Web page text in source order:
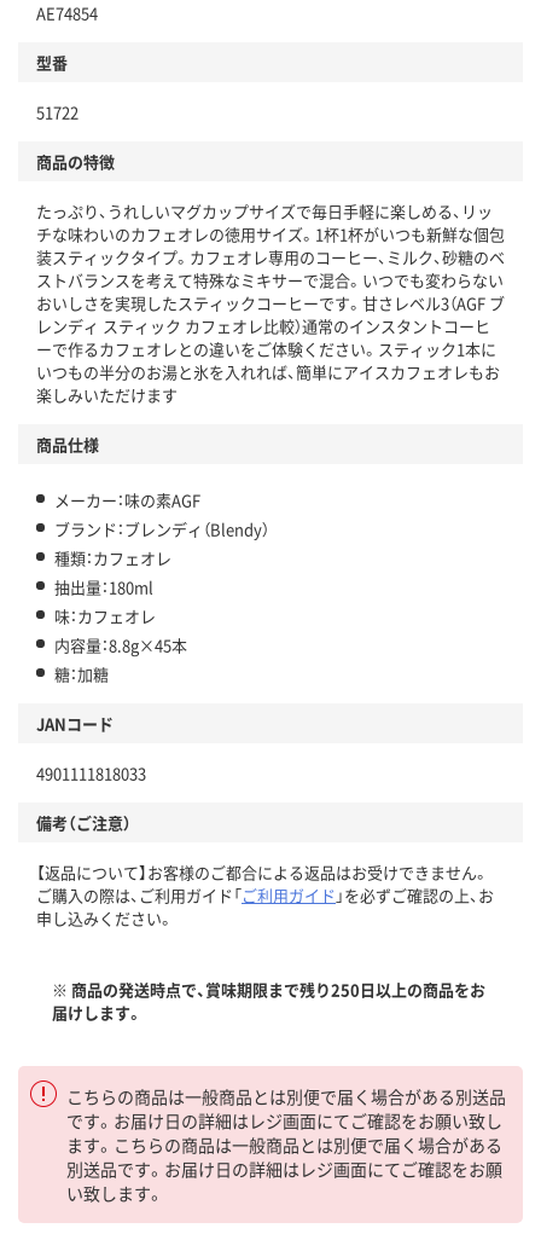
AE74854
型番
51722
商品の特徴
たっぷり、うれしいマグカップサイズで毎日手軽に楽しめる、リッ
チな味わいのカフェオレの徳用サイズ。1杯1杯がいつも新鮮な個包
装スティックタイプ。カフェオレ専用のコーヒー、ミルク、砂糖のベ
ストバランスを考えて特殊なミキサーで混合。いつでも変わらない
おいしさを実現したスティックコーヒーです。甘さレベル3（AGF ブ
レンディ スティック カフェオレ比較）通常のインスタントコーヒ
ーで作るカフェオレとの違いをご体験ください。スティック1本に
いつもの半分のお湯と氷を入れれば、簡単にアイスカフェオレもお
楽しみいただけます
商品仕様
メーカー：味の素AGF
ブランド：ブレンディ（Blendy）
種類：カフェオレ
抽出量：180ml
味：カフェオレ
内容量：8.8g×45本
糖：加糖
JANコード
4901111818033
備考（ご注意）
【返品について】お客様のご都合による返品はお受けできません。
ご購入の際は、ご利用ガイド「ご利用ガイド 」を必ずご確認の上、お
申し込みください。
※ 商品の発送時点で、賞味期限まで残り250日以上の商品をお
届けします。
こちらの商品は一般商品とは別便で届く場合がある別送品
です。お届け日の詳細はレジ画面にてご確認をお願い致し
ます。こちらの商品は一般商品とは別便で届く場合がある
別送品です。お届け日の詳細はレジ画面にてご確認をお願
い致します。